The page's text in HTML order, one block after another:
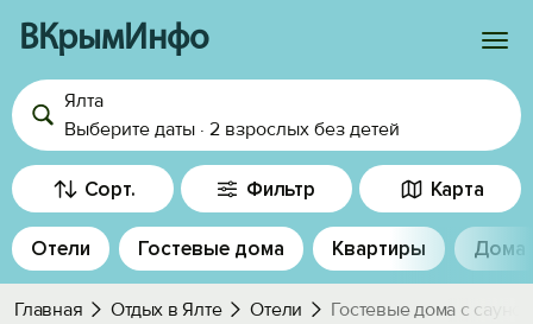
ВКрымИнфо
Войти
Избранное
История просмотра
Добавить свой объект
Ялта
Выберите даты · 2 взрослых без детей
Сорт. Фильтр Карта
Отели Гостевые дома Квартиры Дома
Главная Отдых в Ялте Отели Гостевые дома с сауной